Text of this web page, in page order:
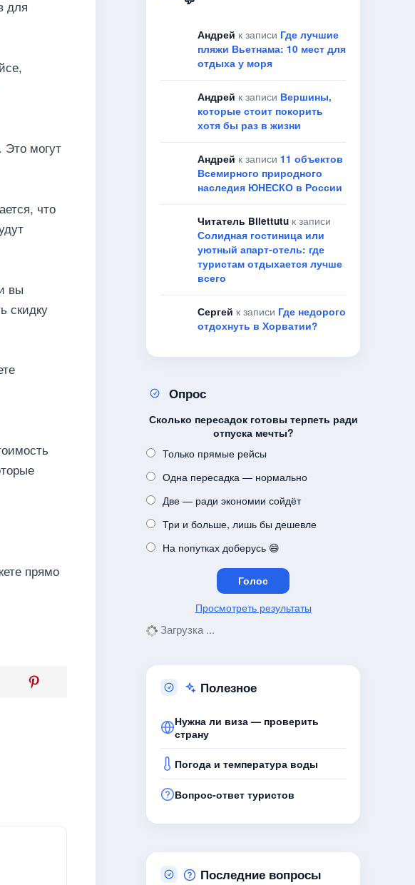
для
могут
что
вы
скидку
прямо
Андрей к записи Где лучшие
пляжи Вьетнама: 10 мест для
отдыха у моря
Андрей к записи Вершины,
которые стоит покорить
хотя бы раз в жизни
Андрей к записи 11 объектов
Всемирного природного
наследия ЮНЕСКО в России
Читатель Bilettutu к записи
Солидная гостиница или
уютный апарт-отель: где
туристам отдыхается лучше
всего
Сергей к записи Где недорого
отдохнуть в Хорватии?
Опрос
Сколько пересадок готовы терпеть ради
отпуска мечты?
Только прямые рейсы
Одна пересадка — нормально
Две — ради экономии сойдёт
Три и больше, лишь бы дешевле
На попутках доберусь 😄
Просмотреть результаты
Загрузка ...
Полезное
Нужна ли виза — проверить
страну
Погода и температура воды
Вопрос-ответ туристов
Последние вопросы